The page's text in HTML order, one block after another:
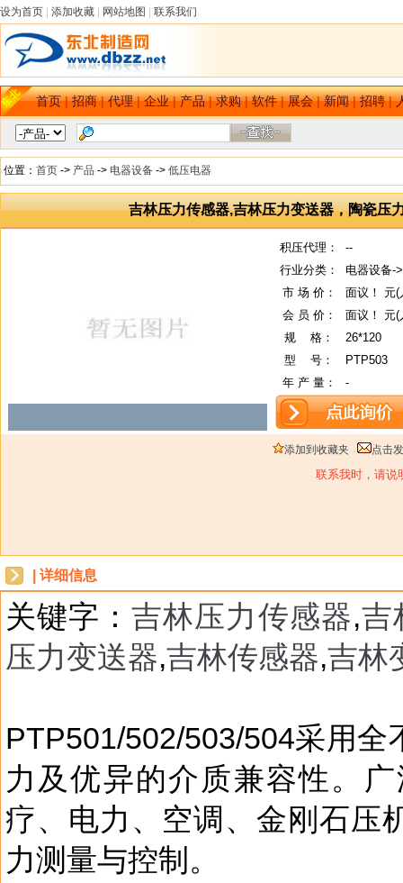
设为首页 添加收藏 网站地图 联系我们
首页|招商|代理|企业|产品|求购|软件|展会|新闻|招聘|
位置： 首页 -> 产品 -> 电器设备 -> 低压电器
吉林压力传感器,吉林压力变送器，陶瓷压
积压代理：
--
行业分类：
电器设备-
市 场 价：
面议！ 元(
会 员 价：
面议！ 元(
规
格：
26*120
型
号：
PTP503
年 产 量：
-
添加到收藏夹 点击
联系我时，请说
| 详细信息
关键字：吉林压力传感器,吉
压力变送器,吉林传感器,吉林
PTP501/502/503/504采用
力及优异的介质兼容性。
疗、电力、空调、金刚石压
力测量与控制。